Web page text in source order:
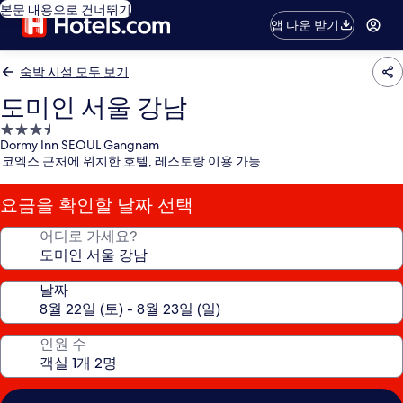
본문 내용으로 건너뛰기
앱 다운 받기
숙박 시설 모두 보기
도미인 서울 강남
3.5
성
급
숙
박
시
Dormy Inn SEOUL Gangnam
코엑스 근처에 위치한 호텔, 레스토랑 이용 가능
요금을 확인할 날짜 선택
어디로 가세요?
날짜
인원 수